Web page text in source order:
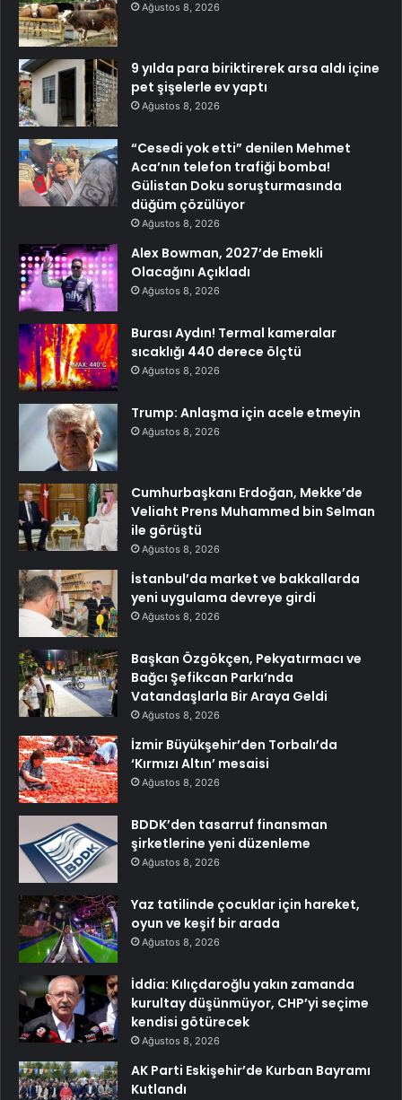
Ağustos 8, 2026
9 yılda para biriktirerek arsa aldı içine
pet şişelerle ev yaptı
Ağustos 8, 2026
“Cesedi yok etti” denilen Mehmet
Aca’nın telefon trafiği bomba!
Gülistan Doku soruşturmasında
düğüm çözülüyor
Ağustos 8, 2026
Alex Bowman, 2027’de Emekli
Olacağını Açıkladı
Ağustos 8, 2026
Burası Aydın! Termal kameralar
sıcaklığı 440 derece ölçtü
Ağustos 8, 2026
Trump: Anlaşma için acele etmeyin
Ağustos 8, 2026
Cumhurbaşkanı Erdoğan, Mekke’de
Veliaht Prens Muhammed bin Selman
ile görüştü
Ağustos 8, 2026
İstanbul’da market ve bakkallarda
yeni uygulama devreye girdi
Ağustos 8, 2026
Başkan Özgökçen, Pekyatırmacı ve
Bağcı Şefikcan Parkı’nda
Vatandaşlarla Bir Araya Geldi
Ağustos 8, 2026
İzmir Büyükşehir’den Torbalı’da
‘Kırmızı Altın’ mesaisi
Ağustos 8, 2026
BDDK’den tasarruf finansman
şirketlerine yeni düzenleme
Ağustos 8, 2026
Yaz tatilinde çocuklar için hareket,
oyun ve keşif bir arada
Ağustos 8, 2026
İddia: Kılıçdaroğlu yakın zamanda
kurultay düşünmüyor, CHP’yi seçime
kendisi götürecek
Ağustos 8, 2026
AK Parti Eskişehir’de Kurban Bayramı
Kutlandı